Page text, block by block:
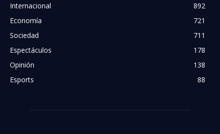
Internacional
892
Economía
721
Sociedad
711
Espectáculos
178
Opinión
138
Esports
88